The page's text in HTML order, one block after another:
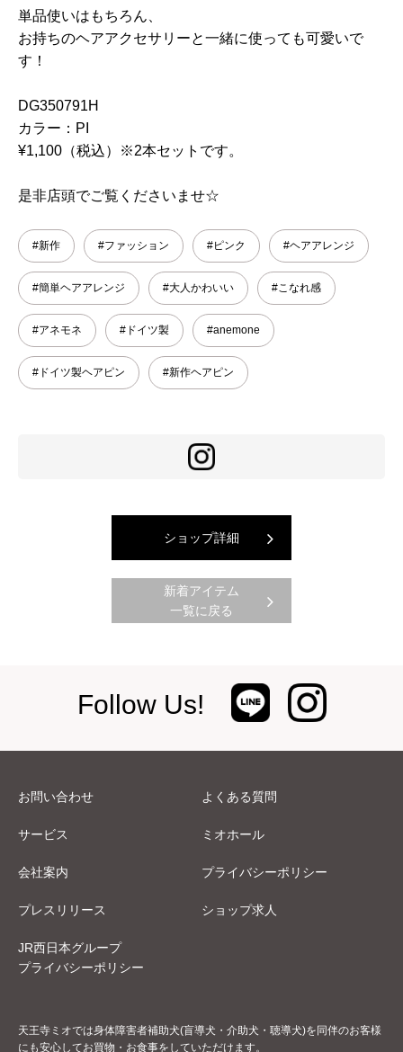
単品使いはもちろん、
お持ちのヘアアクセサリーと一緒に使っても可愛いで
す！
DG350791H
カラー：PI
¥1,100（税込）※2本セットです。
是非店頭でご覧くださいませ☆
#新作 #ファッション #ピンク #ヘアアレンジ
#簡単ヘアアレンジ #大人かわいい #こなれ感
#アネモネ #ドイツ製 #anemone
#ドイツ製ヘアピン #新作ヘアピン
ショップ詳細
新着アイテム
一覧に戻る
Follow Us!
お問い合わせ よくある質問
サービス ミオホール
会社案内 プライバシーポリシー
プレスリリース ショップ求人
JR西日本グループ
プライバシーポリシー
天王寺ミオでは身体障害者補助犬(盲導犬・介助犬・聴導犬)を同伴のお客様
にも安心してお買物・お食事をしていただけます。